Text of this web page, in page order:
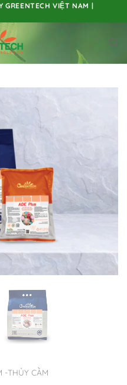
GREENTECH VIỆT NAM |
-THỦY CẦM